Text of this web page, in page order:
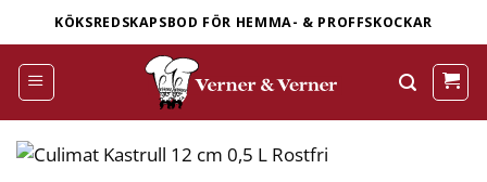
to
content
KÖKSREDSKAPSBOD FÖR HEMMA- & PROFFSKOCKAR